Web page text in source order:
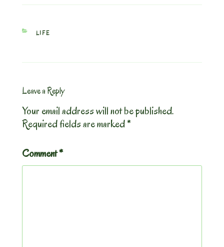
CATEGORIES
LIFE
Leave a Reply
Your email address will not be published.
Required fields are marked*
Comment*